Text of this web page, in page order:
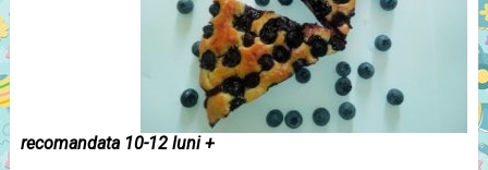
recomandata 10-12 luni +